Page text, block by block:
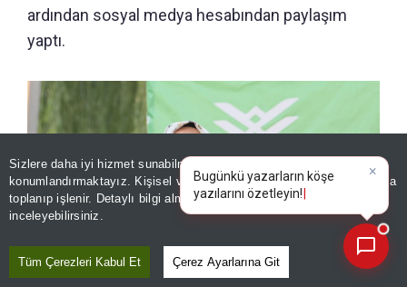
Sizlere daha iyi hizmet sunabilmek adına sitemizde
konumlandırmaktayız. Kişisel verileriniz, KVKK ve GDPR kapsamında
toplanıp işlenir. Detaylı bilgi almak içinAydınlatma Metnimizi
inceleyebilirsiniz.
Tüm Çerezleri Kabul Et Çerez Ayarlarına Git
ardından sosyal medya hesabından paylaşım
yaptı.
Bugünkü |